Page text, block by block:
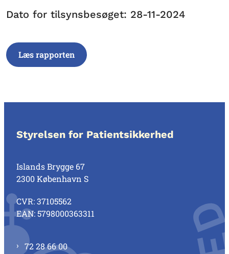
Dato for tilsynsbesøget: 28-11-2024
Læs rapporten
Styrelsen for Patientsikkerhed
Islands Brygge 67
2300 København S
CVR: 37105562
EAN: 5798000363311
72 28 66 00